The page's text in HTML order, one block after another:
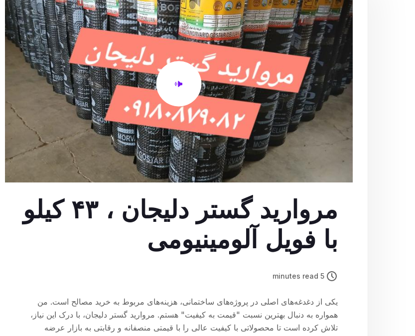
مروارید گستر دلیجان ، ۴۳ کیلو
با فویل آلومینیومی
5 minutes read
یکی از دغدغه‌های اصلی در پروژه‌های ساختمانی، هزینه‌های مربوط به خرید مصالح است. من
همواره به دنبال بهترین نسبت "قیمت به کیفیت" هستم. مروارید گستر دلیجان، با درک این نیاز،
تلاش کرده است تا محصولاتی با کیفیت عالی را با قیمتی منصفانه و رقابتی به بازار عرضه